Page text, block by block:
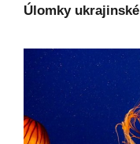
Úlomky